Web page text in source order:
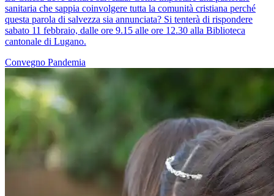
sanitaria che sappia coinvolgere tutta la comunità cristiana perché
questa parola di salvezza sia annunciata? Si tenterà di rispondere
sabato 11 febbraio, dalle ore 9.15 alle ore 12.30 alla Biblioteca
cantonale di Lugano.
Convegno Pandemia